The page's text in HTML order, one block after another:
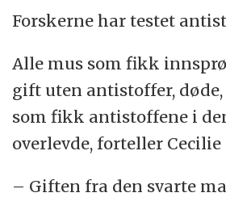
Forskerne har testet
Alle mus som fikk
gift uten antistoffer,
som fikk antistoffene i
overlevde, forteller Cecilie
– Giften fra den svarte